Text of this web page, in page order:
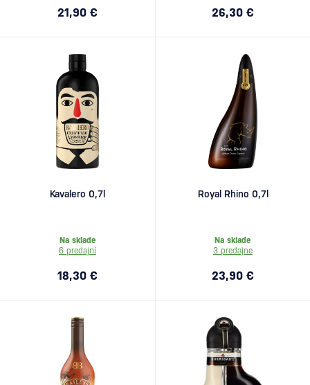
21,90 € 26,30 €
Kavalero 0,7l
Na sklade
6 predajní
18,30 €
Royal Rhino 0,7l
Na sklade
3 predajne
23,90 €